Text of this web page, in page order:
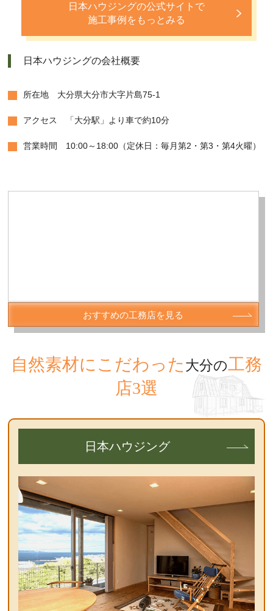
日本ハウジングの公式サイトで
施工事例をもっとみる
日本ハウジングの会社概要
所在地 大分県大分市大字片島75-1
アクセス 「大分駅」より車で約10分
営業時間 10:00～18:00（定休日：毎月第2・第3・第4火曜）
おすすめの工務店を見る
自然素材にこだわった 大分の工務
店3選
日本ハウジング